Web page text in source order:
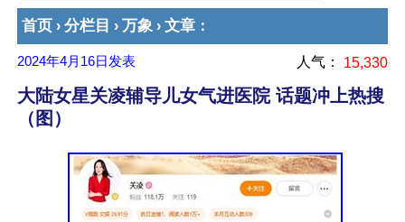
首页 › 分栏目 › 万象 › 文章 ：
2024年4月16日 发表 人气： 15,330
大陆女星关凌辅导儿女气进医院 话题冲上热搜
（图）